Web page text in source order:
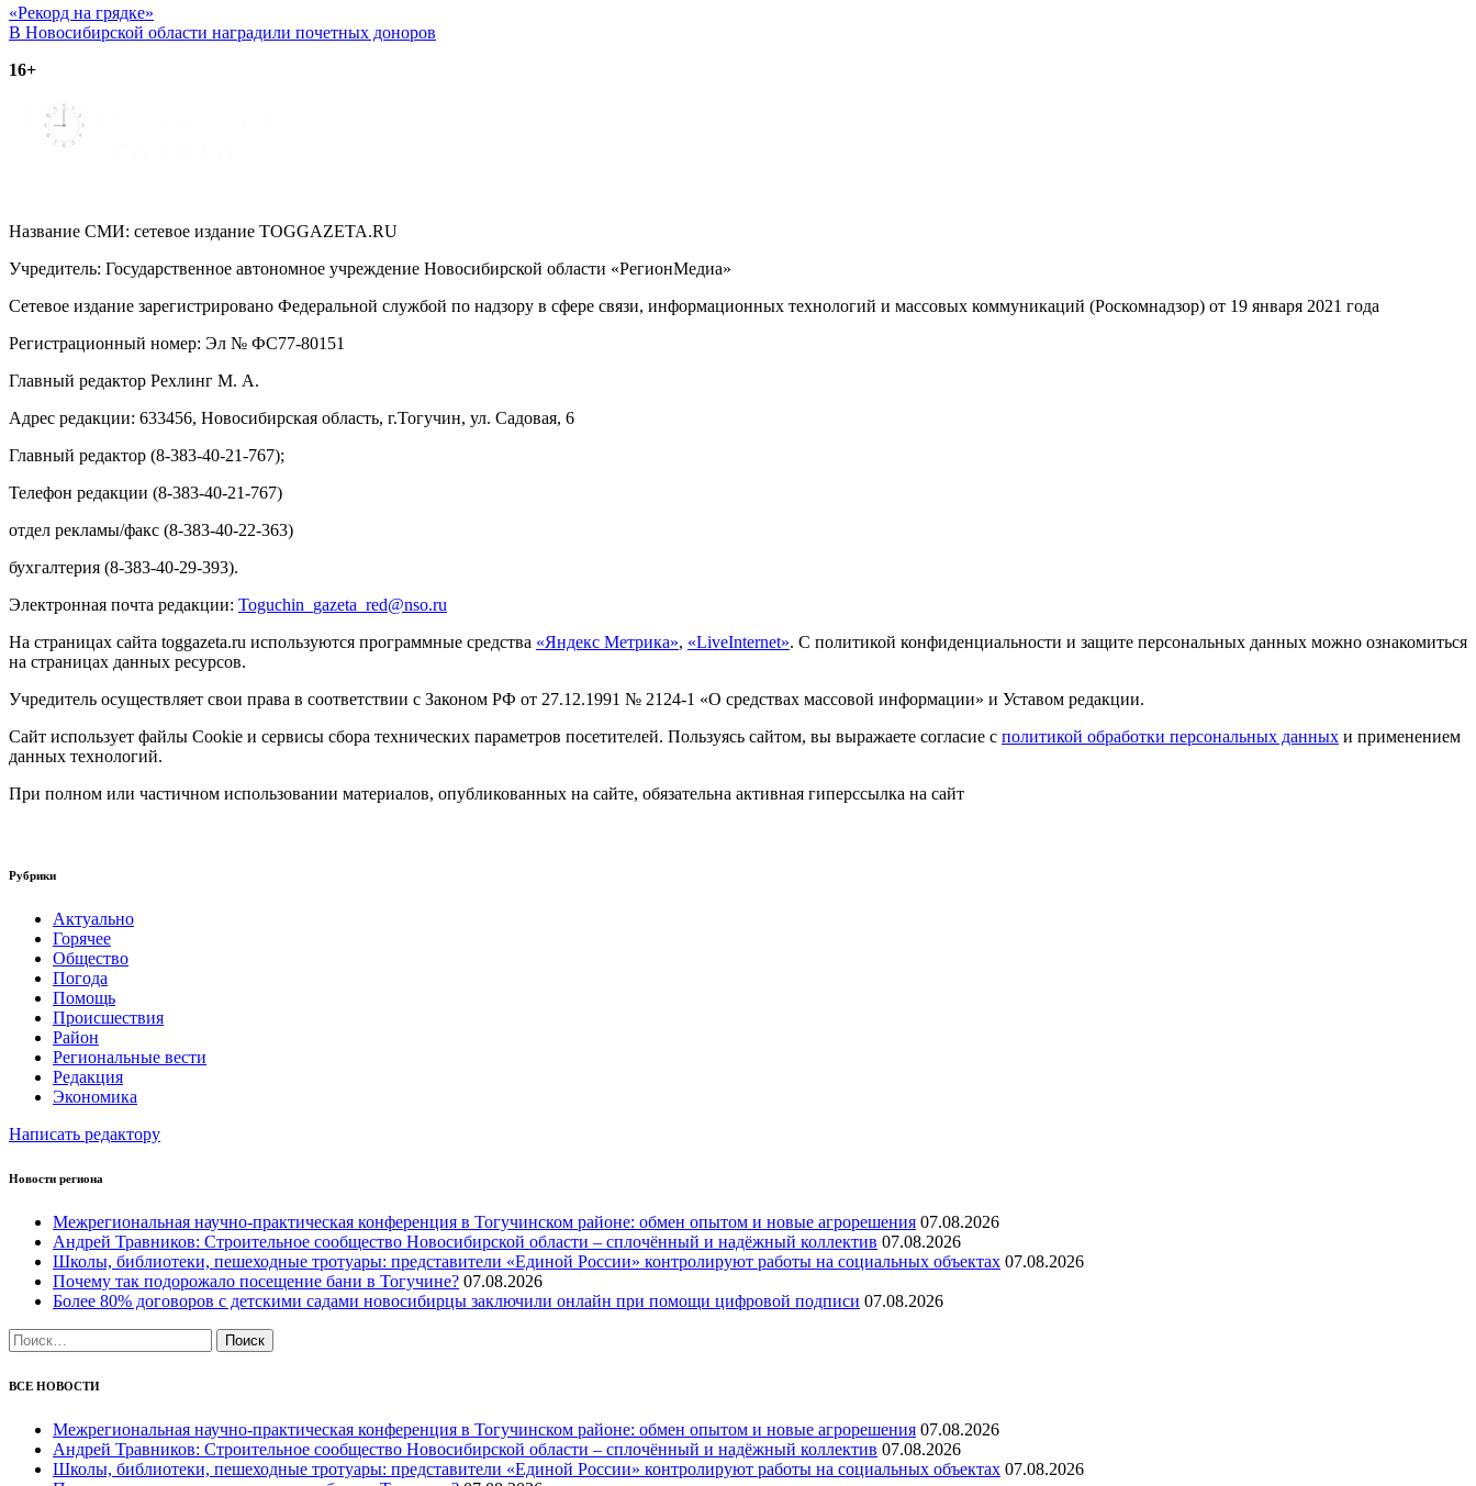
Навигация
по
записям
«Рекорд на грядке»
В Новосибирской области наградили почетных доноров
16+
Название СМИ: cетевое издание TOGGAZETA.RU
Учредитель: Государственное автономное учреждение Новосибирской области «РегионМедиа»
Сетевое издание зарегистрировано Федеральной службой по надзору в сфере связи, информационных технологий и массовых коммуникаций (Роскомнадзор) от 19 января 2021 года
Регистрационный номер: Эл № ФС77-80151
Главный редактор Рехлинг М. А.
Адрес редакции: 633456, Новосибирская область, г.Тогучин, ул. Садовая, 6
Главный редактор (8-383-40-21-767);
Телефон редакции (8-383-40-21-767)
отдел рекламы/факс (8-383-40-22-363)
бухгалтерия (8-383-40-29-393).
Электронная почта редакции: Toguchin gazeta red@nso.ru
На страницах сайта toggazeta.ru используются программные средства «Яндекс Метрика», «LiveInternet». С политикой конфиденциальности и защите персональных данных можно ознакомиться
на страницах данных ресурсов.
Учредитель осуществляет свои права в соответствии с Законом РФ от 27.12.1991 № 2124-1 «О средствах массовой информации» и Уставом редакции.
Сайт использует файлы Cookie и сервисы сбора технических параметров посетителей. Пользуясь сайтом, вы выражаете согласие с политикой обработки персональных данных и применением
данных технологий.
При полном или частичном использовании материалов, опубликованных на сайте, обязательна активная гиперссылка на сайт
Рубрики
Актуально
Горячее
Общество
Погода
Помощь
Происшествия
Район
Региональные вести
Редакция
Экономика
Написать редактору
Новости региона
Межрегиональная научно‑практическая конференция в Тогучинском районе: обмен опытом и новые агрорешения 07.08.2026
Андрей Травников: Строительное сообщество Новосибирской области – сплочённый и надёжный коллектив 07.08.2026
Школы, библиотеки, пешеходные тротуары: представители «Единой России» контролируют работы на социальных объектах 07.08.2026
Почему так подорожало посещение бани в Тогучине? 07.08.2026
Более 80% договоров с детскими садами новосибирцы заключили онлайн при помощи цифровой подписи 07.08.2026
Найти:
ВСЕ НОВОСТИ
Межрегиональная научно‑практическая конференция в Тогучинском районе: обмен опытом и новые агрорешения 07.08.2026
Андрей Травников: Строительное сообщество Новосибирской области – сплочённый и надёжный коллектив 07.08.2026
Школы, библиотеки, пешеходные тротуары: представители «Единой России» контролируют работы на социальных объектах 07.08.2026